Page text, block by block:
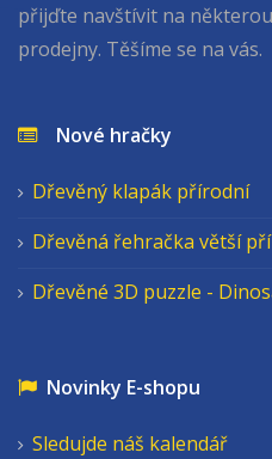
přijďte navštívit na
prodejny. Těšíme se na vás.
Nové hračky
Dřevěný klapák přírodní
Dřevěná řehračka větší
Dřevěné 3D puzzle -
Novinky E-shopu
Sledujde náš kalendář